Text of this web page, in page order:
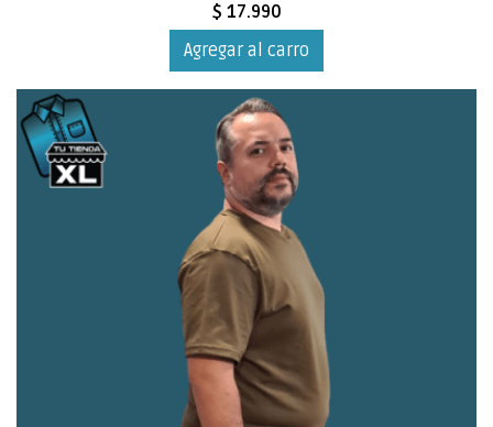
$ 17.990
Agregar al carro